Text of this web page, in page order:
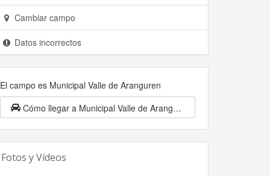
Cambiar campo
Datos incorrectos
El campo es Municipal Valle de Aranguren
Cómo llegar a Municipal Valle de Aranguren
Fotos y Vídeos